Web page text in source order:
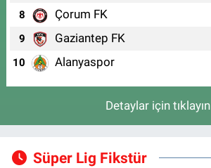
8 Çorum FK
9 Gaziantep FK
10 Alanyaspor
Detaylar için tıklayın
Süper Lig Fikstür